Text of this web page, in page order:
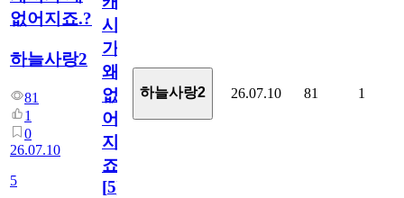
없어지죠.?
하늘사랑2
81
1
0
26.07.10
5
시
가
왜
없
어
지
죠.?
[5]
하늘사랑2 26.07.10 81 1